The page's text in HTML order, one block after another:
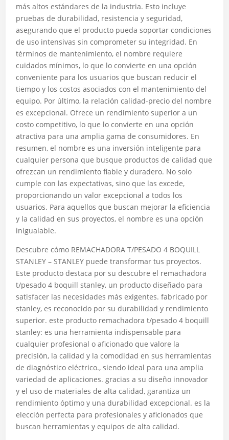
más altos estándares de la industria. Esto incluye
pruebas de durabilidad, resistencia y seguridad,
asegurando que el producto pueda soportar condiciones
de uso intensivas sin comprometer su integridad. En
términos de mantenimiento, el nombre requiere
cuidados mínimos, lo que lo convierte en una opción
conveniente para los usuarios que buscan reducir el
tiempo y los costos asociados con el mantenimiento del
equipo. Por último, la relación calidad-precio del nombre
es excepcional. Ofrece un rendimiento superior a un
costo competitivo, lo que lo convierte en una opción
atractiva para una amplia gama de consumidores. En
resumen, el nombre es una inversión inteligente para
cualquier persona que busque productos de calidad que
ofrezcan un rendimiento fiable y duradero. No solo
cumple con las expectativas, sino que las excede,
proporcionando un valor excepcional a todos los
usuarios. Para aquellos que buscan mejorar la eficiencia
y la calidad en sus proyectos, el nombre es una opción
inigualable.
Descubre cómo REMACHADORA T/PESADO 4 BOQUILL
STANLEY – STANLEY puede transformar tus proyectos.
Este producto destaca por su descubre el remachadora
t/pesado 4 boquill stanley, un producto diseñado para
satisfacer las necesidades más exigentes. fabricado por
stanley, es reconocido por su durabilidad y rendimiento
superior. este producto remachadora t/pesado 4 boquill
stanley: es una herramienta indispensable para
cualquier profesional o aficionado que valore la
precisión, la calidad y la comodidad en sus herramientas
de diagnóstico eléctrico., siendo ideal para una amplia
variedad de aplicaciones. gracias a su diseño innovador
y el uso de materiales de alta calidad, garantiza un
rendimiento óptimo y una durabilidad excepcional. es la
elección perfecta para profesionales y aficionados que
buscan herramientas y equipos de alta calidad.